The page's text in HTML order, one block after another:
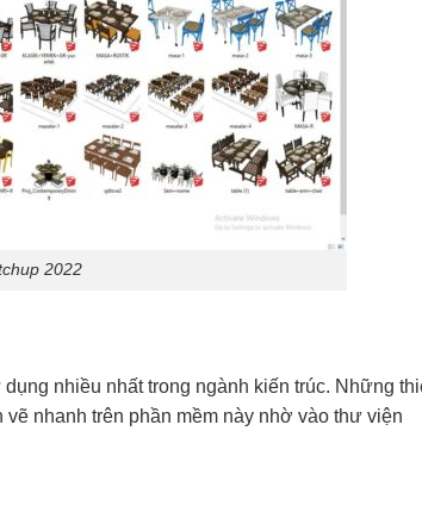
2022
nhiều nhất trong ngành kiến trúc. Những
nhanh trên phần mềm này nhờ vào thư viện